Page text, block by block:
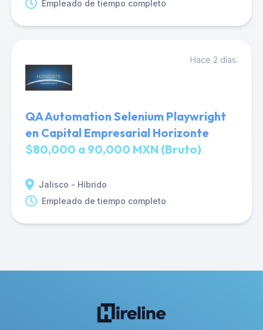
Empleado de tiempo completo
Hace 2 días.
QA Automation Selenium Playwright
en Capital Empresarial Horizonte
$80,000 a 90,000 MXN (Bruto)
Jalisco - Híbrido
Empleado de tiempo completo